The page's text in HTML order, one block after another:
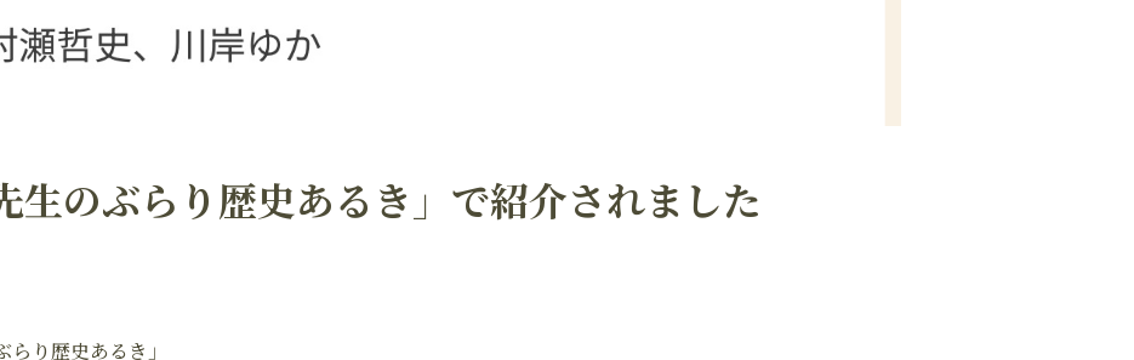
生のぶらり歴史あるき」で紹介されました
り歴史あるき」